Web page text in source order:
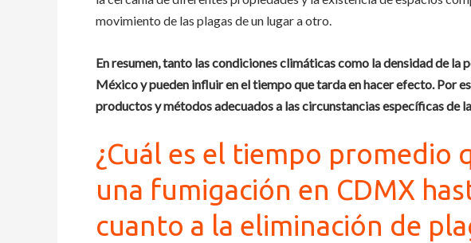
movimiento de las plagas de un lugar a otro.
En resumen, tanto las condiciones climáticas como la densidad de
México y pueden influir en el tiempo que tarda en hacer efecto. Por
productos y métodos adecuados a las circunstancias específicas de
¿Cuál es el tiempo promedio
una fumigación en CDMX
cuanto a la eliminación de